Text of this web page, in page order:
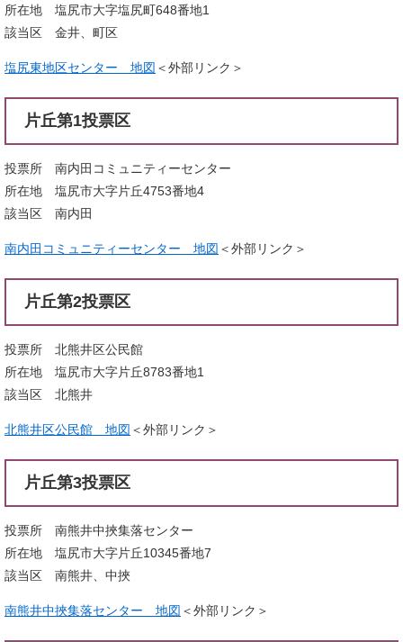
所在地 塩尻市大字塩尻町648番地1
該当区 金井、町区
塩尻東地区センター 地図 ＜外部リンク＞
片丘第1投票区
投票所 南内田コミュニティーセンター
所在地 塩尻市大字片丘4753番地4
該当区 南内田
南内田コミュニティーセンター 地図 ＜外部リンク＞
片丘第2投票区
投票所 北熊井区公民館
所在地 塩尻市大字片丘8783番地1
該当区 北熊井
北熊井区公民館 地図 ＜外部リンク＞
片丘第3投票区
投票所 南熊井中挾集落センター
所在地 塩尻市大字片丘10345番地7
該当区 南熊井、中挾
南熊井中挾集落センター 地図 ＜外部リンク＞